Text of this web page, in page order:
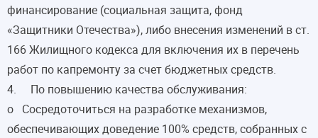
финансирование (социальная защита, фонд
«Защитники Отечества»), либо внесения изменений в ст.
166 Жилищного кодекса для включения их в перечень
работ по капремонту за счет бюджетных средств.
4. По повышению качества обслуживания:
o Сосредоточиться на разработке механизмов,
обеспечивающих доведение 100% средств, собранных с